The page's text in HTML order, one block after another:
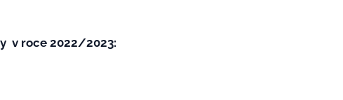
v roce 2022/2023: